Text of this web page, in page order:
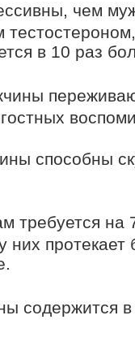
чем
в 10 раз
способны
требуется на
них
содержится